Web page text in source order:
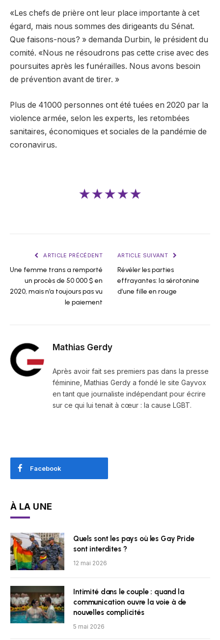
«Les chefs de prière ont leur place importante à cet
égard, mais nous sommes des dirigeants du Sénat.
Que faisons-nous? » demanda Durbin, le président du
comité. «Nous ne résoudrons pas cette crise avec des
poursuites après les funérailles. Nous avons besoin
de prévention avant de tirer. »
Plus de 41000 personnes ont été tuées en 2020 par la
violence armée, selon les experts, les retombées
sanitaires, économiques et sociales de la pandémie de
coronavirus.
★★★★★
ARTICLE PRÉCÉDENT
Une femme trans a remporté
un procès de 50 000 $ en
2020, mais n’a toujours pas vu
le paiement
ARTICLE SUIVANT
Révéler les parties
effrayantes: la sérotonine
d’une fille en rouge
Mathias Gerdy
Après avoir fait ses premiers pas dans la presse
féminine, Mathias Gerdy a fondé le site Gayvox
en tant que journaliste indépendant pour écrire
sur ce qui lui tenait à cœur : la cause LGBT.
Facebook
À LA UNE
Quels sont les pays où les Gay Pride
sont interdites ?
12 mai 2026
Intimité dans le couple : quand la
communication ouvre la voie à de
nouvelles complicités
5 mai 2026